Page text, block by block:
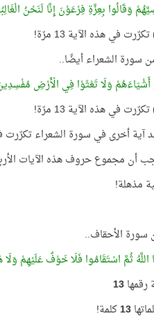
وَقَالُوا بِعِزَّةِ فِرْعَوْنَ إِنَّا لَنَحْنُ
في هذه الآية 13 مرّة!
سورة الشعراء أيضًا..
أَشْيَاءَهُمْ وَلَا تَعْثَوْا فِي الْأَرْضِ
في هذه الآية 13 مرّة!
في سورة الشعراء تكرّرت فيها أحرف لفظ (شاعر) 13
حروف هذه الآيات الأربع 169 حرفًا، وهذا
مذهلة!
سورة الأحقاف..
اللَّهُ ثُمَّ اسْتَقَامُوا فَلَا خَوْفٌ عَلَيْهِمْ
رقمها13
13كلمة!